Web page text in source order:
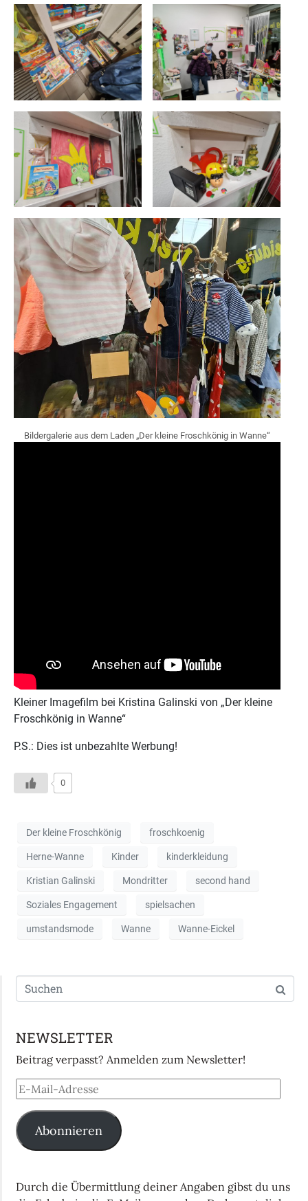
Bildergalerie aus dem Laden „Der kleine Froschkönig in Wanne“
Kleiner Imagefilm bei Kristina Galinski von „Der kleine
Froschkönig in Wanne“
P.S.: Dies ist unbezahlte Werbung!
0
Der kleine Froschkönig froschkoenig
Herne-Wanne Kinder kinderkleidung
Kristian Galinski Mondritter second hand
Soziales Engagement spielsachen
umstandsmode Wanne Wanne-Eickel
NEWSLETTER
Beitrag verpasst? Anmelden zum Newsletter!
Abonnieren
Durch die Übermittlung deiner Angaben gibst du uns